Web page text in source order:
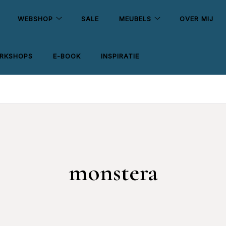
WEBSHOP SALE MEUBELS OVER MIJ
E-BOOK INSPIRATIE
monstera